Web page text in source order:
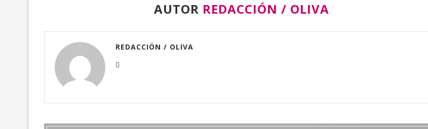
AUTOR REDACCIÓN / OLIVA
REDACCIÓN / OLIVA